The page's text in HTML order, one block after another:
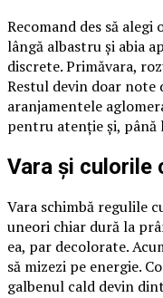
Recomand des să
lângă albastru și abia
discrete. Primăvara,
Restul devin doar note
aranjamentele
pentru atenție și, până
Vara și culorile
Vara schimbă regulile
uneori chiar dură la
ea, par decolorate.
să mizezi pe energie.
galbenul cald devin